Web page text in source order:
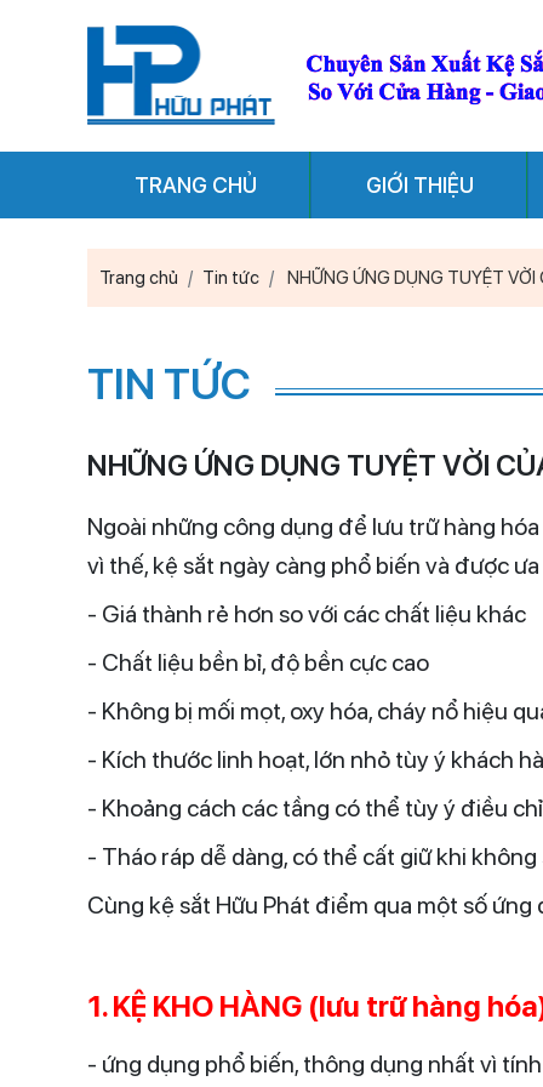
TRANG CHỦ GIỚI THIỆU
Trang chủ Tin tức NHỮNG ỨNG DỤNG TUYỆT
TIN TỨC
NHỮNG ỨNG DỤNG TUYỆT VỜI
Ngoài những công dụng để lưu trữ hàng
vì thế, kệ sắt ngày càng phổ biến và được
- Giá thành rẻ hơn so với các chất liệu khác
- Chất liệu bền bỉ, độ bền cực cao
- Không bị mối mọt, oxy hóa, cháy nổ hiệu
- Kích thước linh hoạt, lớn nhỏ tùy ý khách
- Khoảng cách các tầng có thể tùy ý điều
- Tháo ráp dễ dàng, có thể cất giữ khi
Cùng kệ sắt Hữu Phát điểm qua một số ứng
1. KỆ KHO HÀNG (lưu trữ hàng
- ứng dụng phổ biến, thông dụng nhất vì